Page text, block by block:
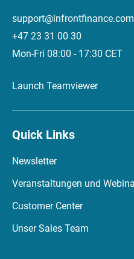
support@infrontfinance.com
+47 23 31 00 30
Mon-Fri 08:00 - 17:30 CET
Launch Teamviewer
Quick Links
Newsletter
Veranstaltungen und
Customer Center
Unser Sales Team